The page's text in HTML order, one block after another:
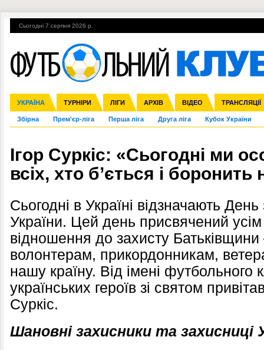
Сьогодні 7 серпня 2026 р.
УКРАЇНА ТУРНІРИ ЛІГИ АРХІВ ВІДЕО ТРАНСЛЯЦІЇ
Збірна Прем'єр-ліга Перша ліга Друга ліга Кубок України
Ліга чемпіонів Ліга Європи Міжнародні Ліга націй Ліга
Англія Іспанія Італія Німеччина Франція Інші
ЧС-2014 ЄВРО-2016 Росія Кубок конфедерацій ЧЄ-2015 (U-
Гарячі теми УПЛ, 1-й тур ВІЙНА УПЛ-ПЕРЕХОДИ
Ігор Суркіс: «Сьогодні ми
всіх, хто б’ється і
Сьогодні в Україні відзначають День
України. Цей день присвячений
відношення до захисту
волонтерам, прикордонникам,
нашу країну. Від імені футбольного
українських героїв зі святом
Суркіс.
Шановні захисники та захисниці